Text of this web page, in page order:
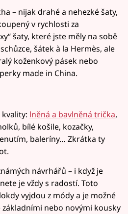
– nijak drahé a nehezké šaty,
v rychlosti za
šaty, které jste měly na sobě
šátek à la Hermès, ale
koženkový pásek nebo
made in China.
lněná a bavlněná trička,
bílé košile, kozačky,
baleríny… Zkrátka ty
návrhářů – i když je
je vždy s radostí. Toto
vyjdou z módy a je možné
základními nebo novými kousky